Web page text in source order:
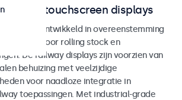
en touchscreen displays
ontwikkeld in overeenstemming
45545-2 voor rolling stock en
De railway displays zijn voorzien van
behuizing met veelzijdige
voor naadloze integratie in
toepassingen. Met industrial-grade